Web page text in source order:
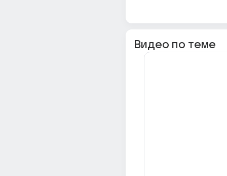
Видео по теме